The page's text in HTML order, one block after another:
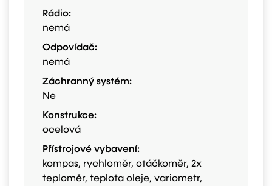
Rádio:
nemá
Odpovídač:
nemá
Záchranný systém:
Ne
Konstrukce:
ocelová
Přístrojové vybavení:
kompas, rychloměr, otáčkoměr, 2x
teploměr, teplota oleje, variometr,